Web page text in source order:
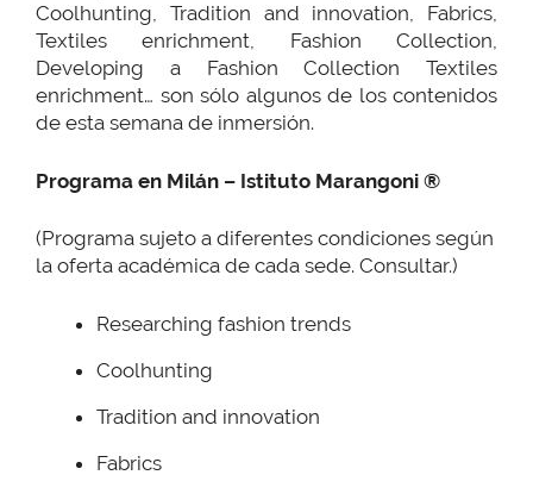
Coolhunting, Tradition and innovation, Fabrics,
Textiles enrichment, Fashion Collection,
Developing a Fashion Collection Textiles
enrichment… son sólo algunos de los contenidos
de esta semana de inmersión.
Programa en Milán – Istituto Marangoni ®
(Programa sujeto a diferentes condiciones según
la oferta académica de cada sede. Consultar.)
Researching fashion trends
Coolhunting
Tradition and innovation
Fabrics